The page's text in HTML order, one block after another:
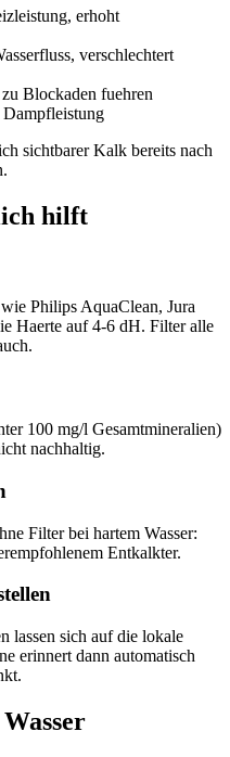
erhoht
verschlechtert
Blockaden fuehren
Dampfleistung
sichtbarer Kalk bereits nach
hilft
Philips AquaClean, Jura
Haerte auf 4-6 dH. Filter alle
100 mg/l Gesamtmineralien)
nachhaltig.
Filter bei hartem Wasser:
Entkalkter.
lassen sich auf die lokale
erinnert dann automatisch